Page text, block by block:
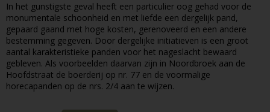
In het gunstigste geval heeft een particulier oog gehad voor de
monumentale schoonheid en met liefde een dergelijk pand,
gepaard gaand met hoge kosten, gerenoveerd en een andere
bestemming gegeven. Door dergelijke initiatieven is een groot
aantal karakteristieke panden voor het nageslacht bewaard
gebleven. Als voorbeelden daarvan zijn in Noordbroek aan de
Hoofdstraat de boerderij op nr. 77 en de voormalige
horecapanden op de nrs. 2/4 aan te wijzen.